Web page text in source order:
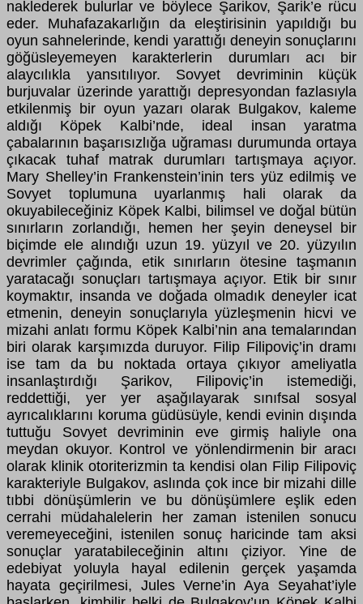
naklederek bulurlar ve böylece Şarikov, Şarik’e rücu
eder. Muhafazakarlığın da eleştirisinin yapıldığı bu
oyun sahnelerinde, kendi yarattığı deneyin sonuçlarını
göğüsleyemeyen karakterlerin durumları acı bir
alaycılıkla yansıtılıyor. Sovyet devriminin küçük
burjuvalar üzerinde yarattığı depresyondan fazlasıyla
etkilenmiş bir oyun yazarı olarak Bulgakov, kaleme
aldığı Köpek Kalbi’nde, ideal insan yaratma
çabalarının başarısızlığa uğraması durumunda ortaya
çıkacak tuhaf matrak durumları tartışmaya açıyor.
Mary Shelley’in Frankenstein’inin ters yüz edilmiş ve
Sovyet toplumuna uyarlanmış hali olarak da
okuyabileceğiniz Köpek Kalbi, bilimsel ve doğal bütün
sınırların zorlandığı, hemen her şeyin deneysel bir
biçimde ele alındığı uzun 19. yüzyıl ve 20. yüzyılın
devrimler çağında, etik sınırların ötesine taşmanın
yaratacağı sonuçları tartışmaya açıyor. Etik bir sınır
koymaktır, insanda ve doğada olmadık deneyler icat
etmenin, deneyin sonuçlarıyla yüzleşmenin hicvi ve
mizahi anlatı formu Köpek Kalbi’nin ana temalarından
biri olarak karşımızda duruyor. Filip Filipoviç’in dramı
ise tam da bu noktada ortaya çıkıyor ameliyatla
insanlaştırdığı Şarikov, Filipoviç’in istemediği,
reddettiği, yer yer aşağılayarak sınıfsal sosyal
ayrıcalıklarını koruma güdüsüyle, kendi evinin dışında
tuttuğu Sovyet devriminin eve girmiş haliyle ona
meydan okuyor. Kontrol ve yönlendirmenin bir aracı
olarak klinik otoriterizmin ta kendisi olan Filip Filipoviç
karakteriyle Bulgakov, aslında çok ince bir mizahi dille
tıbbi dönüşümlerin ve bu dönüşümlere eşlik eden
cerrahi müdahalelerin her zaman istenilen sonucu
veremeyeceğini, istenilen sonuç haricinde tam aksi
sonuçlar yaratabileceğinin altını çiziyor. Yine de
edebiyat yoluyla hayal edilenin gerçek yaşamda
hayata geçirilmesi, Jules Verne’in Aya Seyahat’iyle